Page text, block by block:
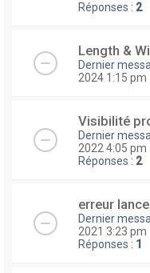
Réponses : 2
Length &
Dernier
2024 1:15 pm
Visibilité
Dernier
2022 4:05 pm
Réponses : 2
erreur
Dernier
2021 3:23 pm
Réponses : 1